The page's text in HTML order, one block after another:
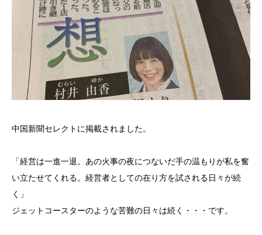
中国新聞セレクトに掲載されました。
「経営は一進一退。あの火事の夜につないだ手の温もりが私を奮
い立たせてくれる。経営者としての在り方を試される日々が続
く」
ジェットコースターのような苦難の日々は続く・・・です。